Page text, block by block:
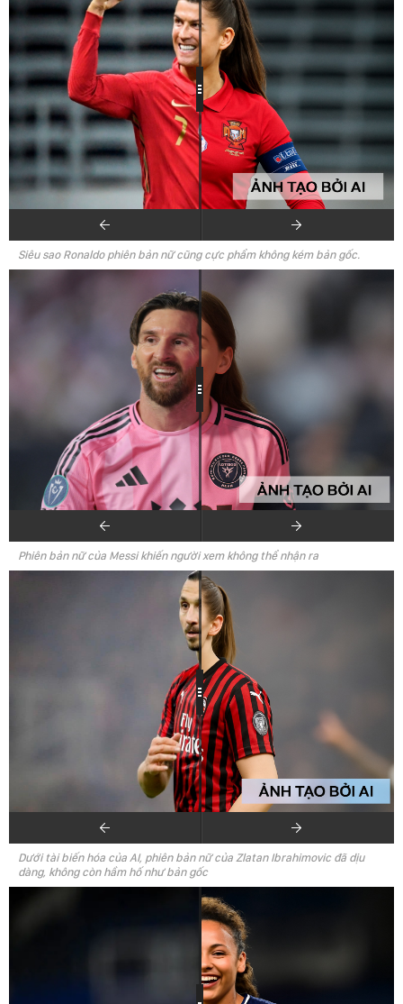
Siêu sao Ronaldo phiên bản nữ cũng cực phẩm không kém bản gốc.
Phiên bản nữ của Messi khiến người xem không thể nhận ra
Dưới tài biến hóa của AI, phiên bản nữ của Zlatan Ibrahimovic đã dịu
dàng, không còn hầm hố như bản gốc